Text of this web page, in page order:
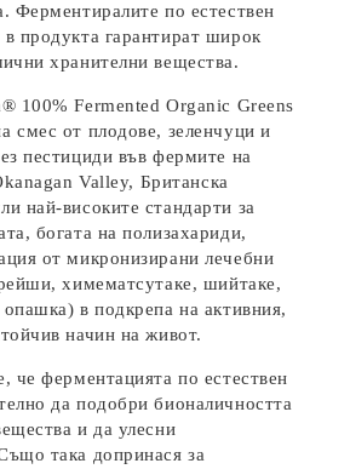
Ферментиралите по естествен
продукта гарантират широк
хранителни вещества.
100% Fermented Organic Greens
смес от плодове, зеленчуци и
пестициди във фермите на
Valley, Британска
най-високите стандарти за
богата на полизахариди,
от микронизирани лечебни
химематсутаке, шийтаке,
в подкрепа на активния,
начин на живот.
че ферментацията по естествен
да подобри бионаличността
и да улесни
така допринася за